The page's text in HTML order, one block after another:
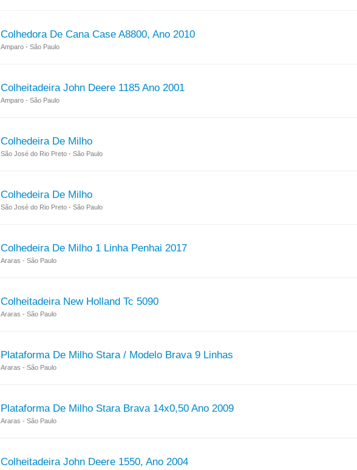
Colhedora De Cana Case A8800, Ano 2010
Amparo - São Paulo
Colheitadeira John Deere 1185 Ano 2001
Amparo - São Paulo
Colhedeira De Milho
São José do Rio Preto - São Paulo
Colhedeira De Milho
São José do Rio Preto - São Paulo
Colhedeira De Milho 1 Linha Penhai 2017
Araras - São Paulo
Colheitadeira New Holland Tc 5090
Araras - São Paulo
Plataforma De Milho Stara / Modelo Brava 9 Linhas
Araras - São Paulo
Plataforma De Milho Stara Brava 14x0,50 Ano 2009
Araras - São Paulo
Colheitadeira John Deere 1550, Ano 2004